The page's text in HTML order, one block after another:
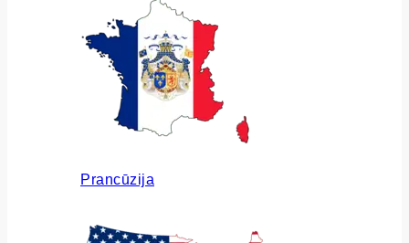
Prancūzija